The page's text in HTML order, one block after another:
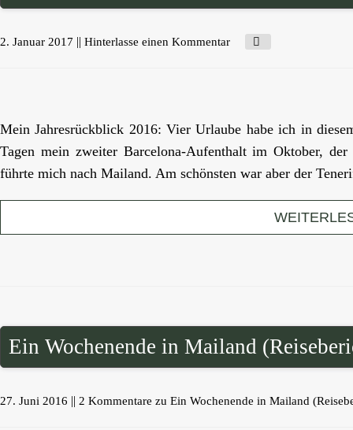
2. Januar 2017 || Hinterlasse einen Kommentar
Mein Jahresrückblick 2016: Vier Urlaube habe ich in
Tagen mein zweiter Barcelona-Aufenthalt im Oktober,
führte mich nach Mailand. Am schönsten war aber der
Ein Wochenende in Mailand
27. Juni 2016 || 2 Kommentare zu Ein Wochenende in Mailand